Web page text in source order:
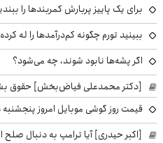
برای یک پاییز پربارش کمربندها را
ببینید تورم چگونه کم‌درآمدها را له
اگر پشه‌ها نابود شوند، چه می‌شود؟
[دکتر محمدعلی فیاض‌بخش] حقوق
قیمت روز گوشی موبایل امروز پنجشنبه ۱۵ مرداد ۱۴۰۵
[اکبر حیدری] آیا ترامپ به دنبال